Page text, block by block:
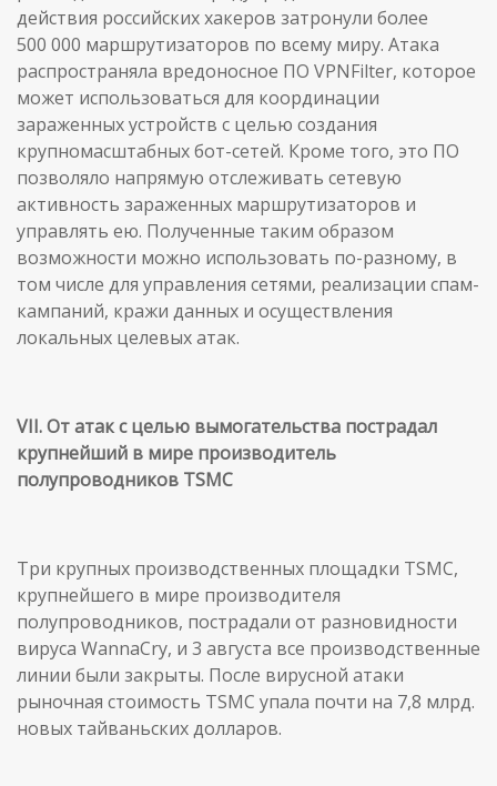
действия российских хакеров затронули более
500 000 маршрутизаторов по всему миру. Атака
распространяла вредоносное ПО VPNFilter, которое
может использоваться для координации
зараженных устройств с целью создания
крупномасштабных бот-сетей. Кроме того, это ПО
позволяло напрямую отслеживать сетевую
активность зараженных маршрутизаторов и
управлять ею. Полученные таким образом
возможности можно использовать по-разному, в
том числе для управления сетями, реализации спам-
кампаний, кражи данных и осуществления
локальных целевых атак.
VII. От атак с целью вымогательства пострадал
крупнейший в мире производитель
полупроводников TSMC
Три крупных производственных площадки TSMC,
крупнейшего в мире производителя
полупроводников, пострадали от разновидности
вируса WannaCry, и 3 августа все производственные
линии были закрыты. После вирусной атаки
рыночная стоимость TSMC упала почти на 7,8 млрд.
новых тайваньских долларов.